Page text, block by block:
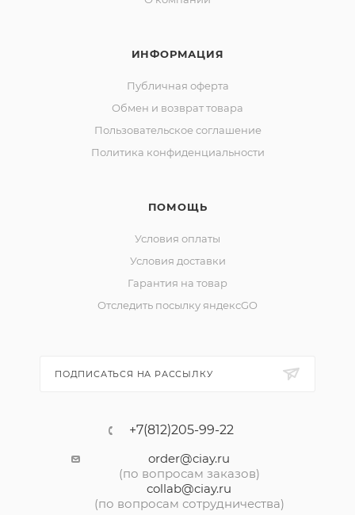
ИНФОРМАЦИЯ
Публичная оферта
Обмен и возврат товара
Пользовательское соглашение
Политика конфиденциальности
ПОМОЩЬ
Условия оплаты
Условия доставки
Гарантия на товар
Отследить посылку яндексGO
ПОДПИСАТЬСЯ НА РАССЫЛКУ
+7(812)205-99-22
order@ciay.ru
(по вопросам заказов)
collab@ciay.ru
(по вопросам сотрудничества)